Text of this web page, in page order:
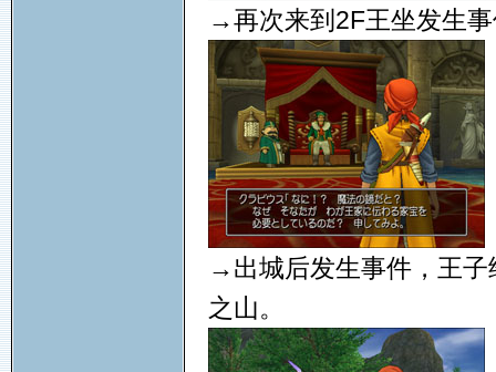
→再次来到2F王坐发生
→出城后发生事件，王
之山。